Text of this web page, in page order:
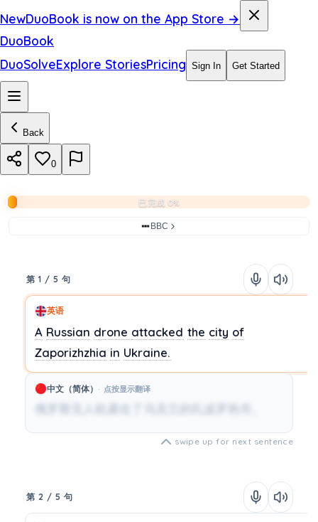
NewDuoBook is now on the App Store →
DuoBook
DuoSolveExplore StoriesPricing Sign In Get Started
Back
0
已完成 0%
BBC
第 1 / 5 句
英语
A Russian drone attacked the city of
Zaporizhzhia in Ukraine.
中文（简体） 点按显示翻译
swipe up for next sentence
第 2 / 5 句